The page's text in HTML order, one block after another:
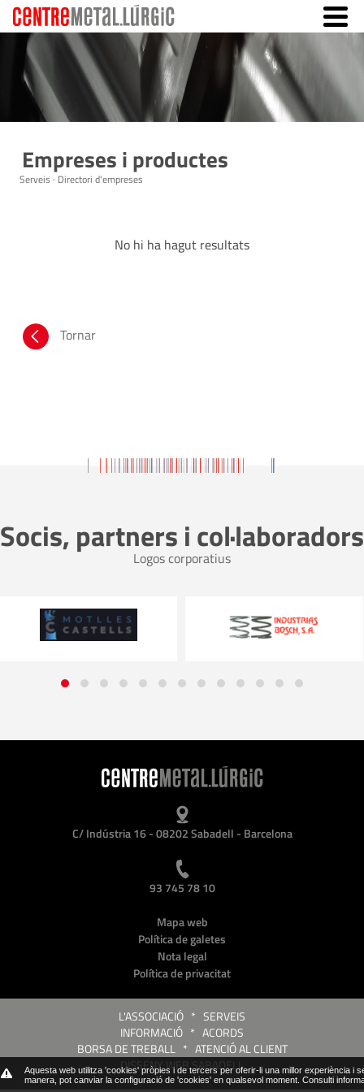
Aquesta web utilitza 'cookies' pròpies i de tercers per oferir-li una millor experiència
manera, pot canviar la configuració de 'cookies' en qualsevol moment. Consulti
Empreses i productes
Serveis · Directori d'empreses
No hi ha hagut resultats
Tornar
Socis, partners i col·laboradors
Logos corporatius
C/ Indústria 16 - 08202 Sabadell - Barcelona
93 745 78 10
Mapa web
Política de galetes
Nota legal
Política de privacitat
L'ASSOCIACIÓ * SERVEIS
INFORMACIÓ * ACORDS
BORSA DE TREBALL* ATENCIÓ AL CLIENT
DISSENY WEB SABADELL